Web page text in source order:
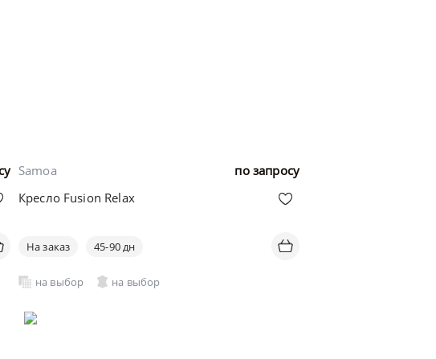
по запросу
Samoa
Кресло Fusion Relax
На заказ 45-90 дн
на выбор на выбор